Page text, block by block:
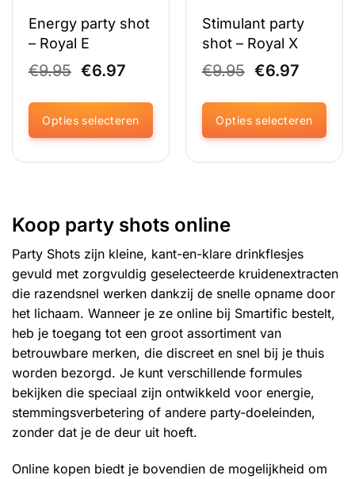
Energy party shot
– Royal E
€9.95 Oorspronkelijke
was:
€9.95.
€6.97Huidige
is:
€6.97.
Opties selecteren
Dit
product
Deze
kan
gekozen
worden
op
de
productpagina
Stimulant party
shot – Royal X
€9.95
was:
€9.95.
€6.97
is:
€6.97.
Opties selecteren
Dit
product
Deze
kan
gekozen
worden
op
de
Koop party shots online
Party Shots zijn kleine, kant-en-klare drinkflesjes
gevuld met zorgvuldig geselecteerde kruidenextracten
die razendsnel werken dankzij de snelle opname door
het lichaam. Wanneer je ze online bij Smartific bestelt,
heb je toegang tot een groot assortiment van
betrouwbare merken, die discreet en snel bij je thuis
worden bezorgd. Je kunt verschillende formules
bekijken die speciaal zijn ontwikkeld voor energie,
stemmingsverbetering of andere party-doeleinden,
zonder dat je de deur uit hoeft.
Online kopen biedt je bovendien de mogelijkheid om